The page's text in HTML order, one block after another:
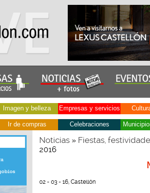
Imagen y belleza Empresas y servicios
Ir de compras Celebraciones
Noticias» Fiestas,
2016
02 - 03 - 16, Castellón